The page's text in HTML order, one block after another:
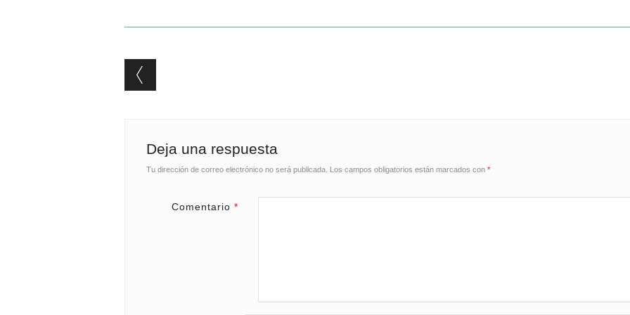
Post navigation
Deja una respuesta
Tu dirección de correo electrónico no será publicada. Los campos obligatorios están marcados con *
Comentario*